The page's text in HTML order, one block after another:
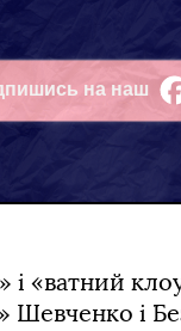
на наш
і «ватний
Шевченко і